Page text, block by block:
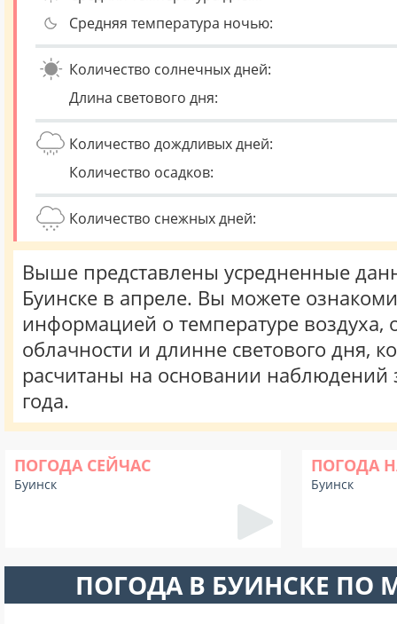
Средняя температура ночью:
Количество солнечных дней:
Длина светового дня:
Количество дождливых дней:
Количество осадков:
Количество снежных дней:
Выше представлены усредненные
Буинске в апреле. Вы можете
информацией о температуре воздуха,
облачности и длинне светового дня,
расчитаны на основании наблюдений
года.
ПОГОДА СЕЙЧАС
Буинск
ПОГОДА
Буинск
ПОГОДА В БУИНСКЕ ПО